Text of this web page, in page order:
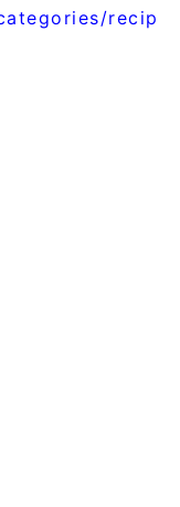
recip